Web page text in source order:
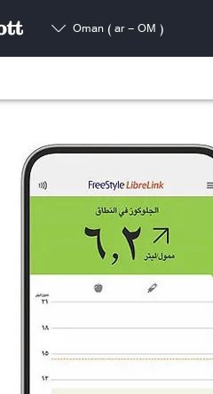
Oman ( ar - OM )